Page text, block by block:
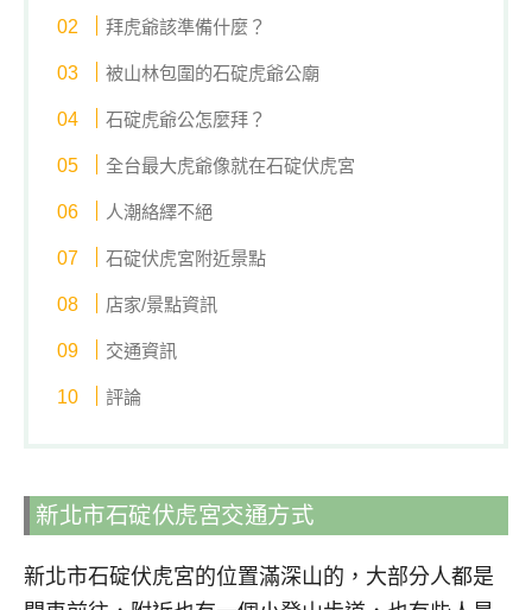
拜虎爺該準備什麼？
被山林包圍的石碇虎爺公廟
石碇虎爺公怎麼拜？
全台最大虎爺像就在石碇伏虎宮
人潮絡繹不絕
石碇伏虎宮附近景點
店家/景點資訊
交通資訊
評論
新北市石碇伏虎宮交通方式
新北市石碇伏虎宮的位置滿深山的，大部分人都是